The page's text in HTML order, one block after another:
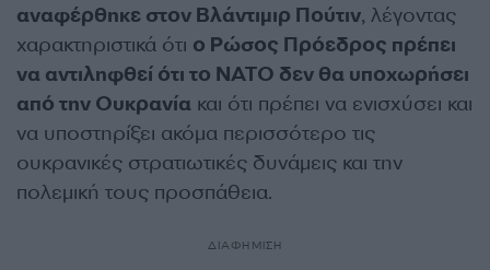
αναφέρθηκε στον Βλάντιμιρ Πούτιν, λέγοντας
χαρακτηριστικά ότι ο Ρώσος Πρόεδρος πρέπει
να αντιληφθεί ότι το NATO δεν θα υποχωρήσει
από την Ουκρανία και ότι πρέπει να ενισχύσει και
να υποστηρίξει ακόμα περισσότερο τις
ουκρανικές στρατιωτικές δυνάμεις και την
πολεμική τους προσπάθεια.
ΔΙΑΦΗΜΙΣΗ